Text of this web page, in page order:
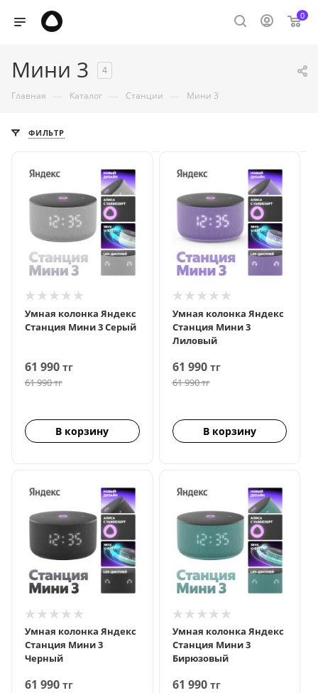
0
Мини 3 4
Главная — Каталог — Станции — Мини 3
ФИЛЬТР
Умная колонка Яндекс
Станция Мини 3 Серый
61 990 тг
61 990тг
В корзину
Умная колонка Яндекс
Станция Мини 3
Лиловый
61 990тг
61 990тг
В корзину
Умная колонка Яндекс
Станция Мини 3
Черный
61 990 тг
Умная колонка Яндекс
Станция Мини 3
Бирюзовый
61 990тг